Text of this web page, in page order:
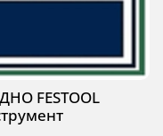
FESTOOL